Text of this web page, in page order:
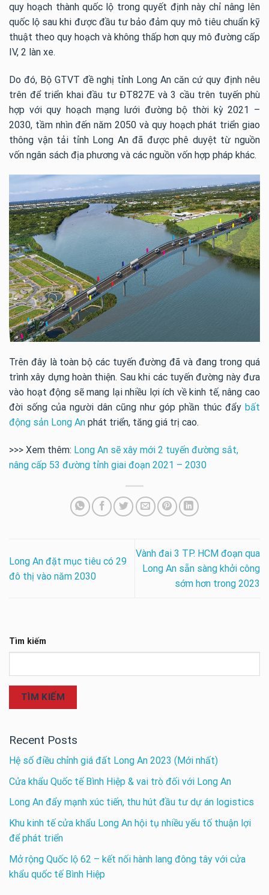
quy hoạch thành quốc lộ trong quyết định này chỉ nâng lên
quốc lộ sau khi được đầu tư bảo đảm quy mô tiêu chuẩn kỹ
thuật theo quy hoạch và không thấp hơn quy mô đường cấp
IV, 2 làn xe.
Do đó, Bộ GTVT đề nghị tỉnh Long An căn cứ quy định nêu
trên để triển khai đầu tư ĐT827E và 3 cầu trên tuyến phù
hợp với quy hoạch mạng lưới đường bộ thời kỳ 2021 –
2030, tầm nhìn đến năm 2050 và quy hoạch phát triển giao
thông vận tải tỉnh Long An đã được phê duyệt từ nguồn
vốn ngân sách địa phương và các nguồn vốn hợp pháp khác.
Trên đây là toàn bộ các tuyến đường đã và đang trong quá
trình xây dựng hoàn thiện. Sau khi các tuyến đường này đưa
vào hoạt động sẽ mang lại nhiều lợi ích về kinh tế, nâng cao
đời sống của người dân cũng như góp phần thúc đẩy bất
động sản Long An phát triển, tăng giá trị cao.
>>> Xem thêm: Long An sẽ xây mới 2 tuyến đường sắt,
nâng cấp 53 đường tỉnh giai đoạn 2021 – 2030
Long An đặt mục tiêu có 29
đô thị vào năm 2030
Vành đai 3 TP. HCM đoạn qua
Long An sẵn sàng khởi công
sớm hơn trong 2023
Tìm kiếm
TÌM KIẾM
Recent Posts
Hệ số điều chỉnh giá đất Long An 2023 (Mới nhất)
Cửa khẩu Quốc tế Bình Hiệp & vai trò đối với Long An
Long An đẩy mạnh xúc tiến, thu hút đầu tư dự án logistics
Khu kinh tế cửa khẩu Long An hội tụ nhiều yếu tố thuận lợi
để phát triển
Mở rộng Quốc lộ 62 – kết nối hành lang đông tây với cửa
khẩu quốc tế Bình Hiệp